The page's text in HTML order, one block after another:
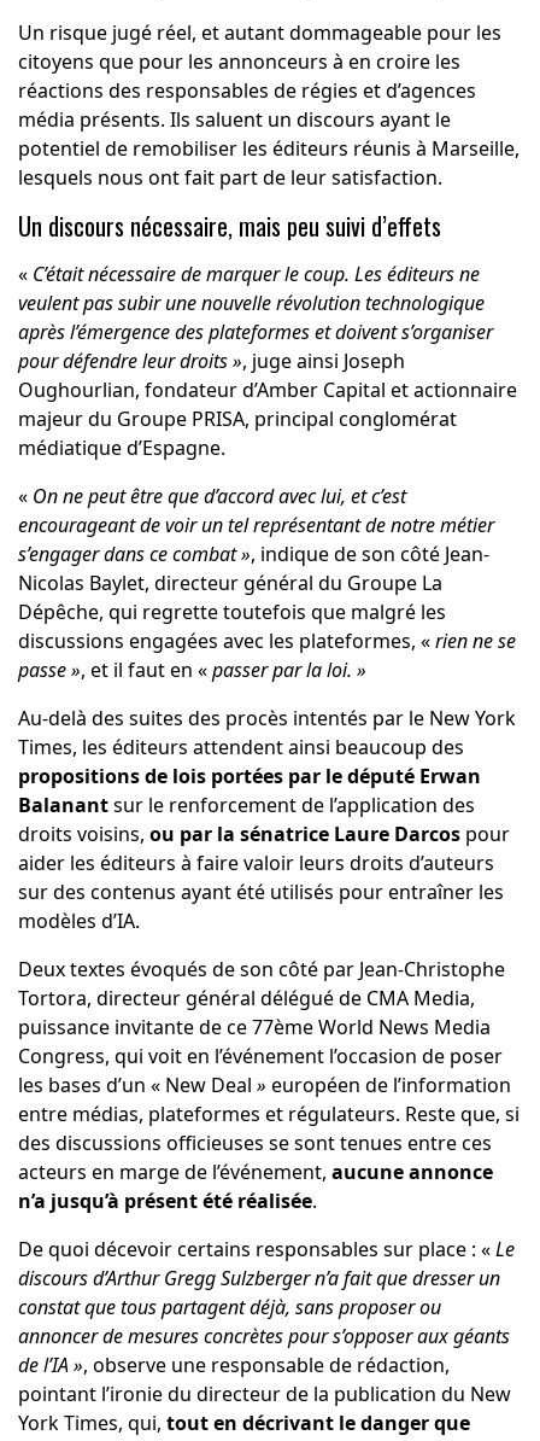
Un risque jugé réel, et autant dommageable pour les
citoyens que pour les annonceurs à en croire les
réactions des responsables de régies et d’agences
média présents. Ils saluent un discours ayant le
potentiel de remobiliser les éditeurs réunis à Marseille,
lesquels nous ont fait part de leur satisfaction.
Un discours nécessaire, mais peu suivi d’effets
« C’était nécessaire de marquer le coup. Les éditeurs ne
veulent pas subir une nouvelle révolution technologique
après l’émergence des plateformes et doivent s’organiser
pour défendre leur droits», juge ainsi Joseph
Oughourlian, fondateur d’Amber Capital et actionnaire
majeur du Groupe PRISA, principal conglomérat
médiatique d’Espagne.
« On ne peut être que d’accord avec lui, et c’est
encourageant de voir un tel représentant de notre métier
s’engager dans ce combat», indique de son côté Jean-
Nicolas Baylet, directeur général du Groupe La
Dépêche, qui regrette toutefois que malgré les
discussions engagées avec les plateformes, «rien ne se
passe», et il faut en «passer par la loi. »
Au-delà des suites des procès intentés par le New York
Times, les éditeurs attendent ainsi beaucoup des
propositions de lois portées par le député Erwan
Balanantsur le renforcement de l’application des
droits voisins, ou par la sénatrice Laure Darcospour
aider les éditeurs à faire valoir leurs droits d’auteurs
sur des contenus ayant été utilisés pour entraîner les
modèles d’IA.
Deux textes évoqués de son côté par Jean-Christophe
Tortora, directeur général délégué de CMA Media,
puissance invitante de ce 77ème World News Media
Congress, qui voit en l’événement l’occasion de poser
les bases d’un « New Deal » européen de l’information
entre médias, plateformes et régulateurs. Reste que, si
des discussions officieuses se sont tenues entre ces
acteurs en marge de l’événement, aucune annonce
n’a jusqu’à présent été réalisée.
De quoi décevoir certains responsables sur place : «Le
discours d’Arthur Gregg Sulzberger n’a fait que dresser un
constat que tous partagent déjà, sans proposer ou
annoncer de mesures concrètes pour s’opposer aux géants
de l’IA », observe une responsable de rédaction,
pointant l’ironie du directeur de la publication du New
York Times, qui, tout en décrivant le danger que